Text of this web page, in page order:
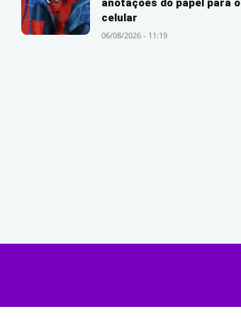
anotações do papel para o
celular
06/08/2026 - 11:19